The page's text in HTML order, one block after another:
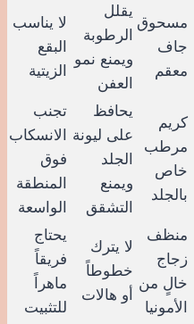
مسحوق
جاف
معقم
يقلل
الرطوبة
ويمنع نمو
العفن
لا يناسب
البقع
الزيتية
كريم
مرطب
خاص
بالجلد
يحافظ
على ليونة
الجلد
ويمنع
التشقق
تجنب
الانسكاب
فوق
المنطقة
الواسعة
منظف
زجاج
خالٍ من
الأمونيا
لا يترك
خطوطاً
أو هالات
يحتاج
فريقاً
ماهراً
للتثبيت